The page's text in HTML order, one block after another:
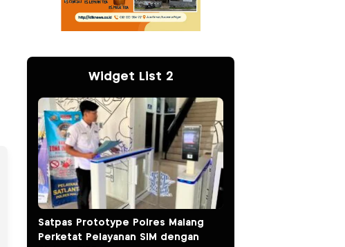
Widget List 2
Satpas Prototype Polres Malang
Perketat Pelayanan SIM dengan